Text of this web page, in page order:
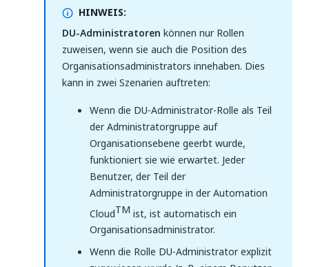
HINWEIS:
DU-Administratoren können nur Rollen
zuweisen, wenn sie auch die Position des
Organisationsadministrators innehaben. Dies
kann in zwei Szenarien auftreten:
Wenn die DU-Administrator-Rolle als Teil
der Administratorgruppe auf
Organisationsebene geerbt wurde,
funktioniert sie wie erwartet. Jeder
Benutzer, der Teil der
Administratorgruppe in der Automation
CloudTM ist, ist automatisch ein
Organisationsadministrator.
Wenn die Rolle DU-Administrator explizit